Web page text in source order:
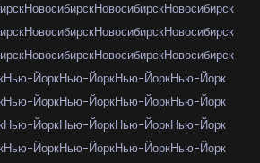
НовосибирскНовосибирскНовосибирск
НовосибирскНовосибирскНовосибирск
НовосибирскНовосибирскНовосибирск
Нью-ЙоркНью-ЙоркНью-ЙоркНью-Йорк
Нью-ЙоркНью-ЙоркНью-ЙоркНью-Йорк
Нью-ЙоркНью-ЙоркНью-ЙоркНью-Йорк
Нью-ЙоркНью-ЙоркНью-ЙоркНью-Йорк